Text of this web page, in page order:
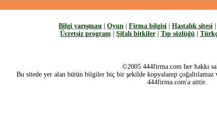
Bilgi yarışması Oyun Firma bilgisi Hastalık sitesi
Ücretsiz program| Şifalı bitkiler| Tıp sözlüğü|
©2005 444firma.com her hakkı
Bu sitede yer alan bütün bilgiler hiç bir şekilde kopyalanıp
444firma.com'a aittir.